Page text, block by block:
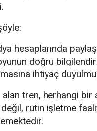
hesaplarında
doğru
ihtiyaç
tren, herhangi bir
rutin işletme